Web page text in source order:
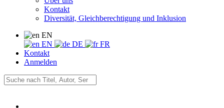
Kontakt
Diversität, Gleichberechtigung und Inklusion
EN
EN
DE
FR
Kontakt
Anmelden